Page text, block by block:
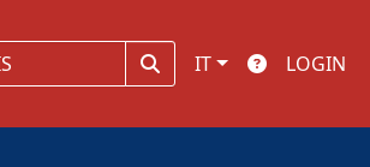
IT LOGIN